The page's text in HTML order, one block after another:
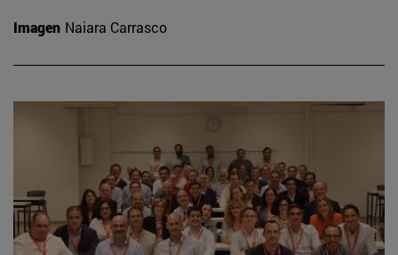
Imagen Naiara Carrasco